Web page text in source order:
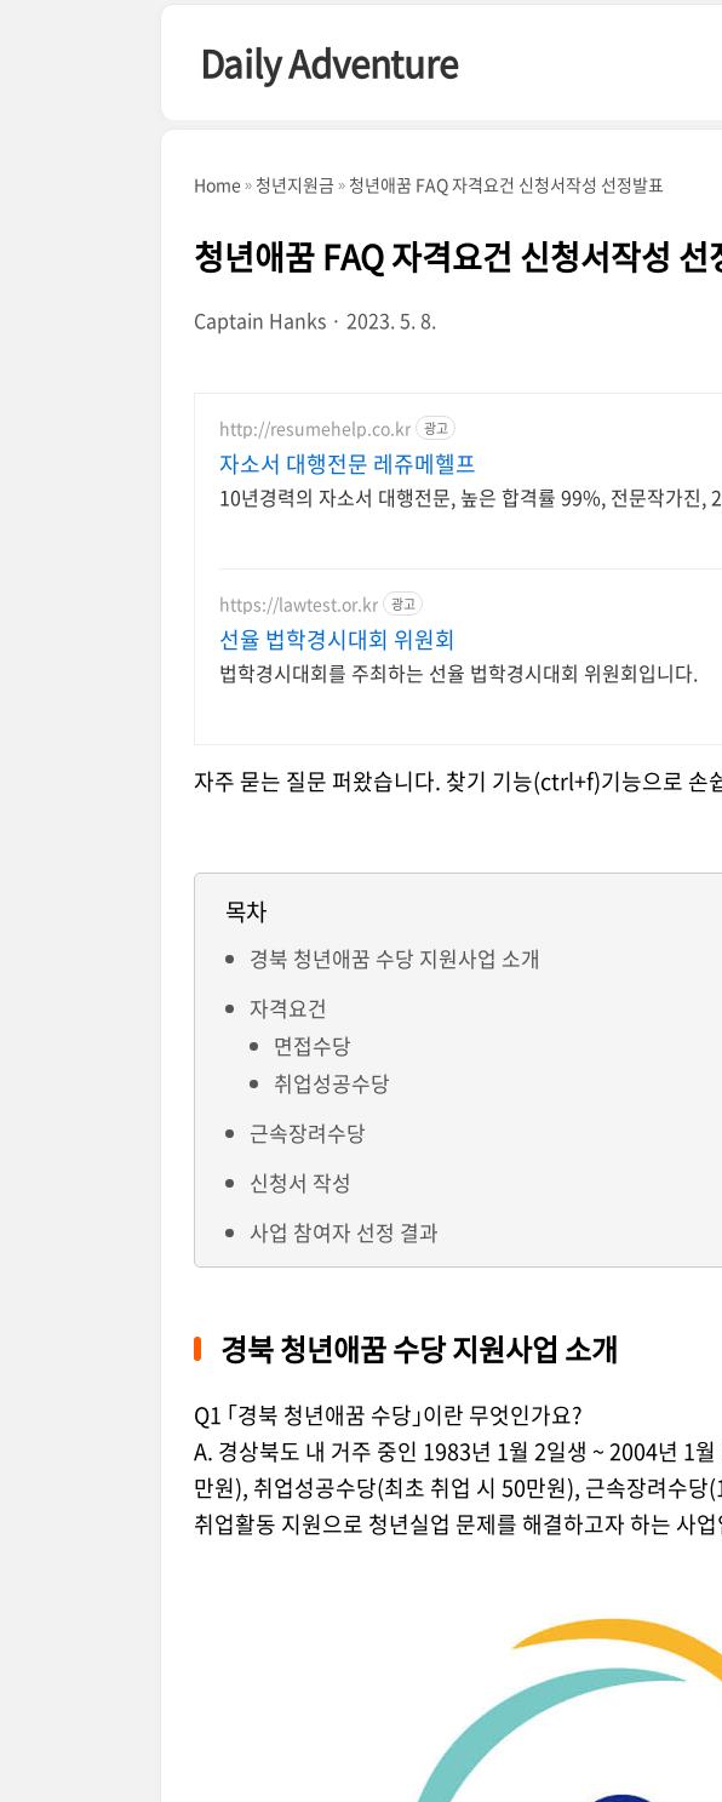
Daily Adventure
Home 청년지원금 청년애꿈 FAQ 자격요건 신청서작성 선정발표
청년애꿈 FAQ 자격요건 신청서작성 선
Captain Hanks 2023. 5. 8.
http://resumehelp.co.kr 광고
자소서 대행전문 레쥬메헬프
10년경력의 자소서 대행전문, 높은 합격률 99%, 전문작가진,
https://lawtest.or.kr 광고
선율 법학경시대회 위원회
법학경시대회를 주최하는 선율 법학경시대회 위원회입니다.
자주 묻는 질문 퍼왔습니다. 찾기 기능(ctrl+f)기능으로 손
목차
경북 청년애꿈 수당 지원사업 소개
자격요건
면접수당
취업성공수당
근속장려수당
신청서 작성
사업 참여자 선정 결과
경북 청년애꿈 수당 지원사업 소개
Q1 ｢경북 청년애꿈 수당｣이란 무엇인가요?
A. 경상북도 내 거주 중인 1983년 1월 2일생 ~ 2004년 1
만원), 취업성공수당(최초 취업 시 50만원), 근속장려수당
취업활동 지원으로 청년실업 문제를 해결하고자 하는 사